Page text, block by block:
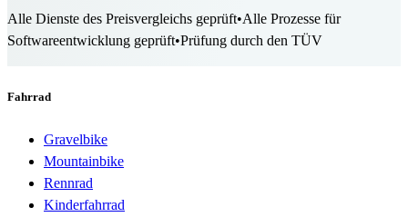
Alle Dienste des Preisvergleichs geprüft•Alle Prozesse für
Softwareentwicklung geprüft•Prüfung durch den TÜV
Fahrrad
Gravelbike
Mountainbike
Rennrad
Kinderfahrrad